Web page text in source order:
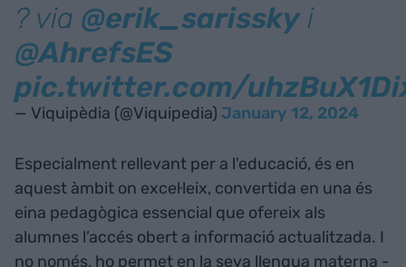
? via @erik_sarisskyi
@AhrefsES
pic.twitter.com/
— Viquipèdia (@Viquipedia) January 12, 2024
Especialment rellevant per a l'educació, és en
aquest àmbit on excel·leix, convertida en una és
eina pedagògica essencial que ofereix als
alumnes l’accés obert a informació actualitzada. I
no només, ho permet en la seva llengua materna -